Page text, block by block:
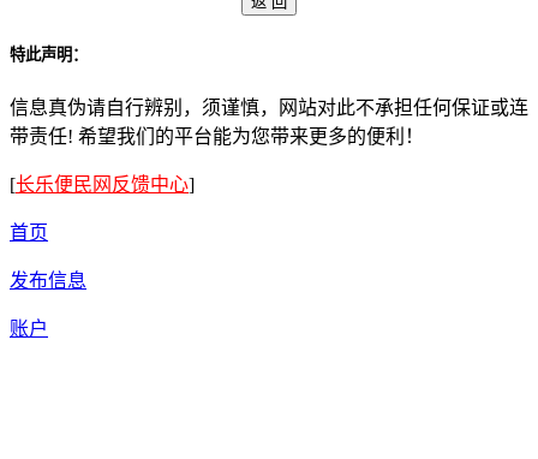
特此声明：
信息真伪请自行辨别，须谨慎，网站对此不承担任何保证或连
带责任! 希望我们的平台能为您带来更多的便利！
[长乐便民网反馈中心]
首页
发布信息
账户